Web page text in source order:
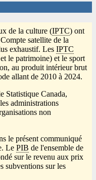
de la culture (IPTC) ont
satellite de la
exhaustif. Les IPTC
le patrimoine) et le sport
au produit intérieur brut
allant de 2010 à 2024.
Statistique Canada,
administrations
non
le présent communiqué
Le PIB de l'ensemble de
sur le revenu aux prix
subventions sur les